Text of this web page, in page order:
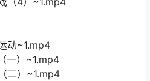
动~1.mp4
）~1.mp4
）~1.mp4